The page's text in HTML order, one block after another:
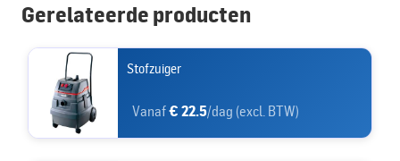
Gerelateerde producten
Stofzuiger
Vanaf€ 22.5/dag (excl. BTW)